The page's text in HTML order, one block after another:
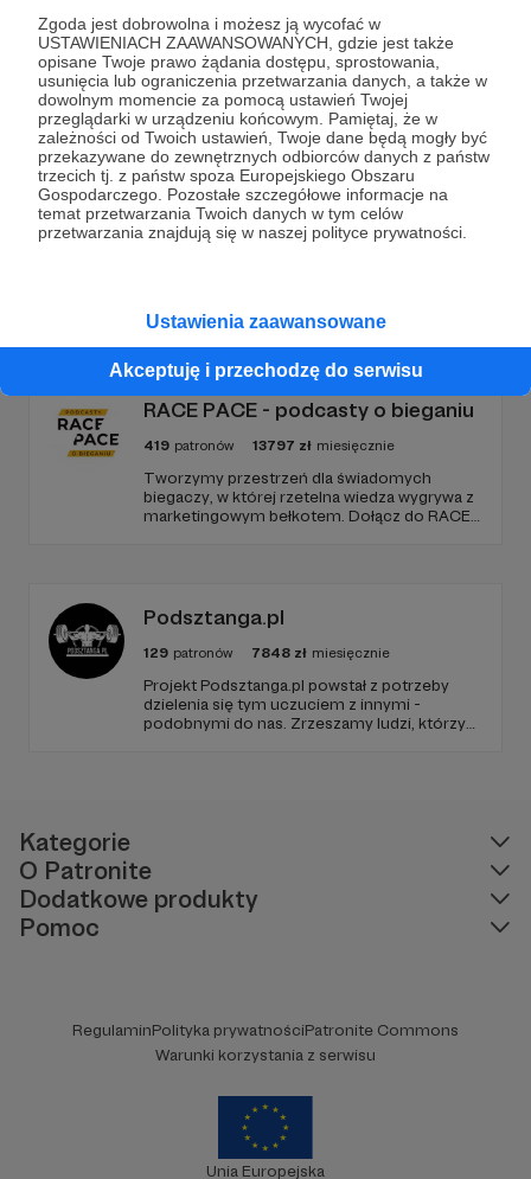
Zgoda jest dobrowolna i możesz ją wycofać w
USTAWIENIACH ZAAWANSOWANYCH, gdzie jest także
opisane Twoje prawo żądania dostępu, sprostowania,
usunięcia lub ograniczenia przetwarzania danych, a także w
dowolnym momencie za pomocą ustawień Twojej
przeglądarki w urządzeniu końcowym. Pamiętaj, że w
zależności od Twoich ustawień, Twoje dane będą mogły być
przekazywane do zewnętrznych odbiorców danych z państw
trzecich tj. z państw spoza Europejskiego Obszaru
Gospodarczego. Pozostałe szczegółowe informacje na
temat przetwarzania Twoich danych w tym celów
przetwarzania znajdują się w naszej polityce prywatności.
Ustawienia zaawansowane
Akceptuję i przechodzę do serwisu
Dołącz do grona Patronów!
Wesprzyj działalność AutoraLuxtorpeda Czerwionka
już teraz!
Zostań Patronem
Promowani autorzy
RACE PACE - podcasty o bieganiu
419 patronów 13797 zł miesięcznie
Tworzymy przestrzeń dla świadomych
biegaczy, w której rzetelna wiedza wygrywa z
marketingowym bełkotem. Dołącz do RACE
Podsztanga.pl
129 patronów 7848 zł miesięcznie
Projekt Podsztanga.pl powstał z potrzeby
dzielenia się tym uczuciem z innymi -
podobnymi do nas. Zrzeszamy ludzi, którzy
Kategorie
O Patronite
Dodatkowe produkty
Pomoc
RegulaminPolityka prywatnościPatronite Commons
Warunki korzystania z serwisu
Unia Europejska